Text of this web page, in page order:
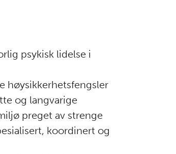
psykisk lidelse i
høysikkerhetsfengsler
og langvarige
preget av strenge
koordinert og